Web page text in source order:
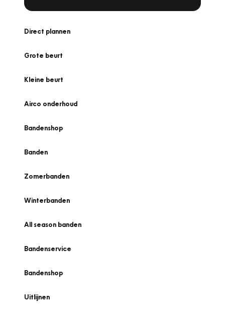
Direct plannen
Grote beurt
Kleine beurt
Airco onderhoud
Bandenshop
Banden
Zomerbanden
Winterbanden
All season banden
Bandenservice
Bandenshop
Uitlijnen